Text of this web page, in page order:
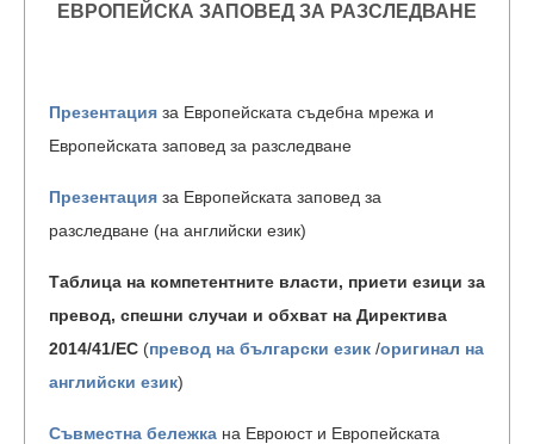
ЕВРОПЕЙСКА ЗАПОВЕД ЗА РАЗСЛЕДВАНЕ
Презентация за Европейската съдебна мрежа и
Европейската заповед за разследване
Презентация за Европейската заповед за
разследване (на английски език)
Таблица на компетентните власти, приети езици за
превод, спешни случаи и обхват на Директива
2014/41/ЕС (превод на български език /оригинал на
английски език)
Съвместна бележка на Евроюст и Европейската